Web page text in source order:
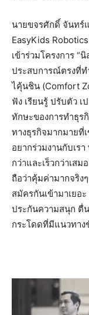
นายขจรศักดิ์ จันทร์
EasyKids
เข้าร่วมโครงการ “
ประสบการณ์ตรงที่ท
ไคุ้นชิน (Comfort
ฟัง เรียนรู้ ปรับตัว
ทักษะของการทำธุร
ทางธุรกิจมากมาย
อยากร่วมงานกับเร
กว่าและเร็วกว่าเสม
ถือว่าคุ้มค่ามากจริง
สมัครกันเข้ามาเย
ประกันความสนุก ตื่
กระโดดที่มีแนวทาง